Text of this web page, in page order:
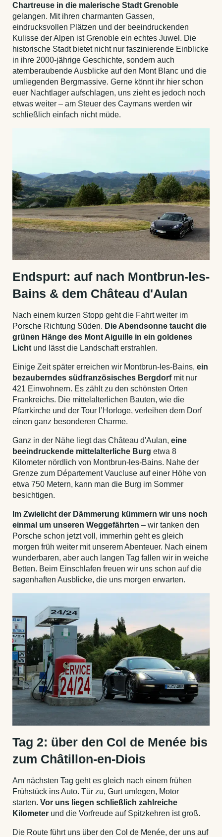
Chartreuse in die malerische Stadt Grenoble
gelangen. Mit ihren charmanten Gassen,
eindrucksvollen Plätzen und der beeindruckenden
Kulisse der Alpen ist Grenoble ein echtes Juwel. Die
historische Stadt bietet nicht nur faszinierende Einblicke
in ihre 2000-jährige Geschichte, sondern auch
atemberaubende Ausblicke auf den Mont Blanc und die
umliegenden Bergmassive. Gerne könnt ihr hier schon
euer Nachtlager aufschlagen, uns zieht es jedoch noch
etwas weiter – am Steuer des Caymans werden wir
schließlich einfach nicht müde.
Endspurt: auf nach Montbrun-les-
Bains & dem Château d'Aulan
Nach einem kurzen Stopp geht die Fahrt weiter im
Porsche Richtung Süden. Die Abendsonne taucht die
grünen Hänge des Mont Aiguille in ein goldenes
Licht und lässt die Landschaft erstrahlen.
Einige Zeit später erreichen wir Montbrun-les-Bains, ein
bezauberndes südfranzösisches Bergdorf mit nur
421 Einwohnern. Es zählt zu den schönsten Orten
Frankreichs. Die mittelalterlichen Bauten, wie die
Pfarrkirche und der Tour l’Horloge, verleihen dem Dorf
einen ganz besonderen Charme.
Ganz in der Nähe liegt das Château d'Aulan, eine
beeindruckende mittelalterliche Burg etwa 8
Kilometer nördlich von Montbrun-les-Bains. Nahe der
Grenze zum Département Vaucluse auf einer Höhe von
etwa 750 Metern, kann man die Burg im Sommer
besichtigen.
Im Zwielicht der Dämmerung kümmern wir uns noch
einmal um unseren Weggefährten – wir tanken den
Porsche schon jetzt voll, immerhin geht es gleich
morgen früh weiter mit unserem Abenteuer. Nach einem
wunderbaren, aber auch langen Tag fallen wir in weiche
Betten. Beim Einschlafen freuen wir uns schon auf die
sagenhaften Ausblicke, die uns morgen erwarten.
Tag 2: über den Col de Menée bis
zum Châtillon-en-Diois
Am nächsten Tag geht es gleich nach einem frühen
Frühstück ins Auto. Tür zu, Gurt umlegen, Motor
starten. Vor uns liegen schließlich zahlreiche
Kilometer und die Vorfreude auf Spitzkehren ist groß.
Die Route führt uns über den Col de Menée, der uns auf